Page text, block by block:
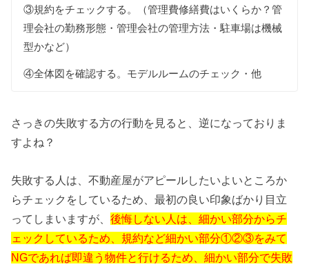
③規約をチェックする。（管理費修繕費はいくらか？管
理会社の勤務形態・管理会社の管理方法・駐車場は機械
型かなど）
④全体図を確認する。モデルルームのチェック・他
さっきの失敗する方の行動を見ると、逆になっておりま
すよね？
失敗する人は、不動産屋がアピールしたいよいところか
らチェックをしているため、最初の良い印象ばかり目立
ってしまいますが、後悔しない人は、細かい部分からチ
ェックしているため、規約など細かい部分①②③をみて
NGであれば即違う物件と行けるため、細かい部分で失敗